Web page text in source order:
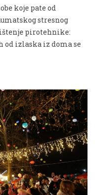
koje pate od
stresnog
pirotehnike:
izlaska iz doma se